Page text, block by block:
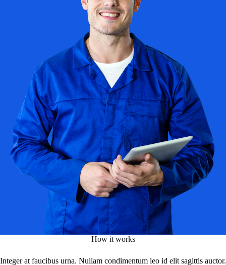
How it works
Integer at faucibus urna. Nullam condimentum leo id elit sagittis auctor.